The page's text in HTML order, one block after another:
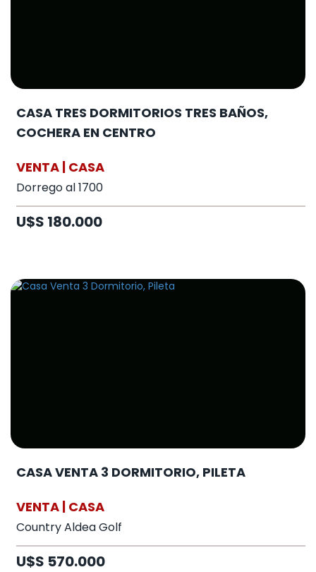
CASA TRES DORMITORIOS TRES BAÑOS,
COCHERA EN CENTRO
VENTA | CASA
Dorrego al 1700
U$S 180.000
CASA VENTA 3 DORMITORIO, PILETA
VENTA | CASA
Country Aldea Golf
U$S 570.000